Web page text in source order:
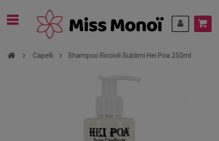
Capelli Shampoo Riccioli Sublimi Hei Poa 250ml